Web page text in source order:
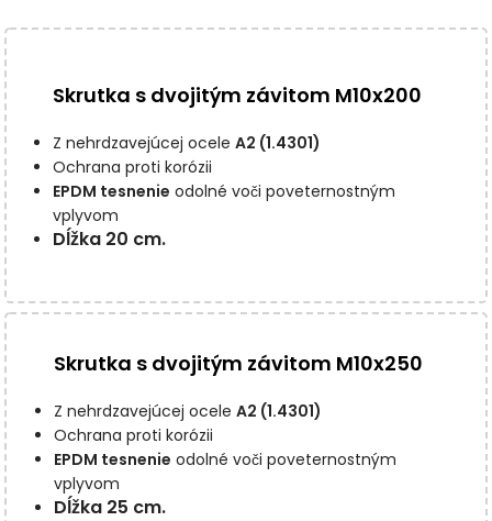
Skrutka s dvojitým závitom M10x200
Z nehrdzavejúcej oceleA2 (1.4301)
Ochrana proti korózii
EPDM tesnenie odolné voči poveternostným
vplyvom
Dĺžka 20 cm.
Skrutka s dvojitým závitom M10x250
Z nehrdzavejúcej ocele A2 (1.4301)
Ochrana proti korózii
EPDM tesnenie odolné voči poveternostným
vplyvom
Dĺžka 25 cm.